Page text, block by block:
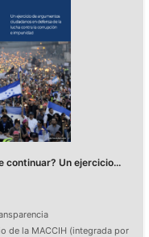
continuar? Un ejercicio...
de la MACCIH (integrada por